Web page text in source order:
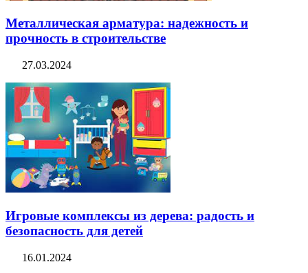
Металлическая арматура: надежность и
прочность в строительстве
27.03.2024
Игровые комплексы из дерева: радость и
безопасность для детей
16.01.2024